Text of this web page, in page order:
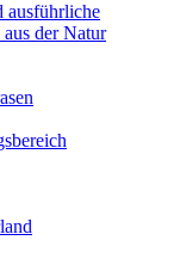
ausführliche
der Natur